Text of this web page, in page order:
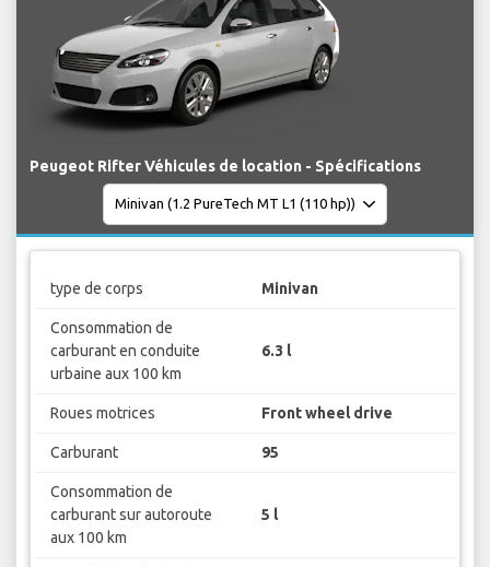
Peugeot Rifter Véhicules de location - Spécifications
type de corps Minivan
Consommation de
carburant en conduite
urbaine aux 100 km
6.3 l
Roues motrices Front wheel drive
Carburant 95
Consommation de
carburant sur autoroute
aux 100 km
5 l